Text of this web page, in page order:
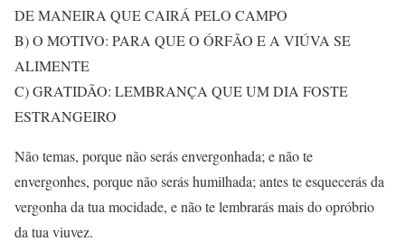
DE MANEIRA QUE CAIRÁ PELO CAMPO
B) O MOTIVO: PARA QUE O ÓRFÃO E A VIÚVA SE
ALIMENTE
C) GRATIDÃO: LEMBRANÇA QUE UM DIA FOSTE
ESTRANGEIRO
Não temas, porque não serás envergonhada; e não te
envergonhes, porque não serás humilhada; antes te esquecerás da
vergonha da tua mocidade, e não te lembrarás mais do opróbrio
da tua viuvez.